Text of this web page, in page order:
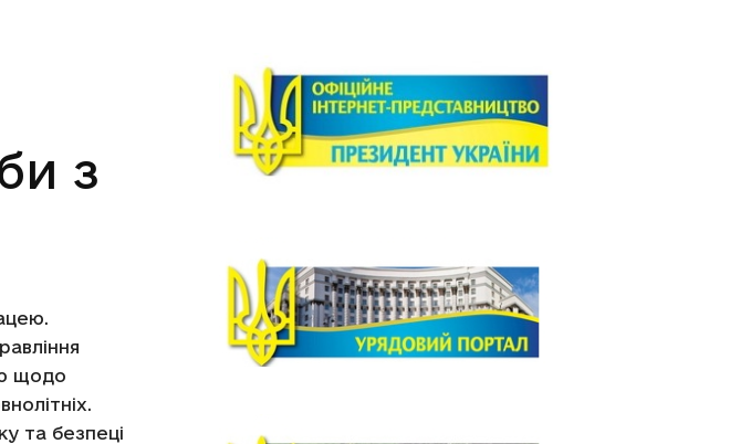
з
щодо
та безпеці